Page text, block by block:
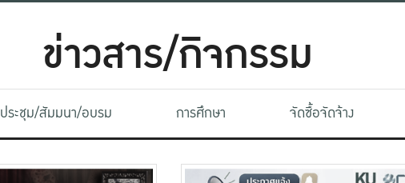
ข่าวสาร/กิจกรรม
ประชุม/สัมมนา/อบรม การศึกษา จัดซื้อจัดจ้าง